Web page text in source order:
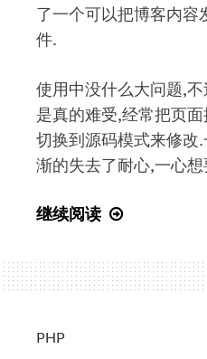
了一个可以把博客内容
件.
使用中没什么大问题,
是真的难受,经常把页
切换到源码模式来修改
渐的失去了耐心,一心
继续阅读
emlog
写
PHP